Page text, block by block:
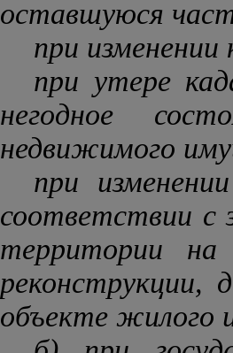
оставшуюся
при изменении
при утере
негодное
недвижимого
при
соответствии с
территории на
реконструкции,
объекте жилого